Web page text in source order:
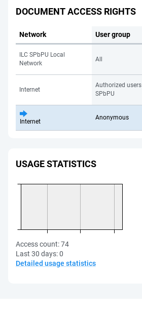
DOCUMENT ACCESS RIGHTS
Network User group
ILC SPbPU Local
Network
All
Internet
Authorized users
SPbPU
Internet
Anonymous
USAGE STATISTICS
Access count:74
Last 30 days:0
Detailed usage statistics